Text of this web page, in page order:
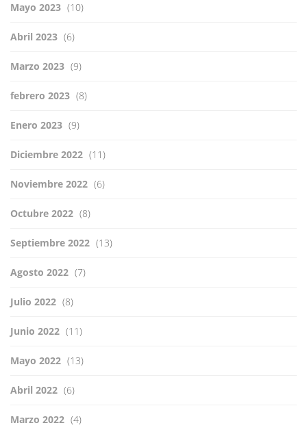
Mayo 2023 (10)
Abril 2023 (6)
Marzo 2023 (9)
febrero 2023 (8)
Enero 2023 (9)
Diciembre 2022 (11)
Noviembre 2022 (6)
Octubre 2022 (8)
Septiembre 2022 (13)
Agosto 2022 (7)
Julio 2022 (8)
Junio 2022 (11)
Mayo 2022 (13)
Abril 2022 (6)
Marzo 2022 (4)